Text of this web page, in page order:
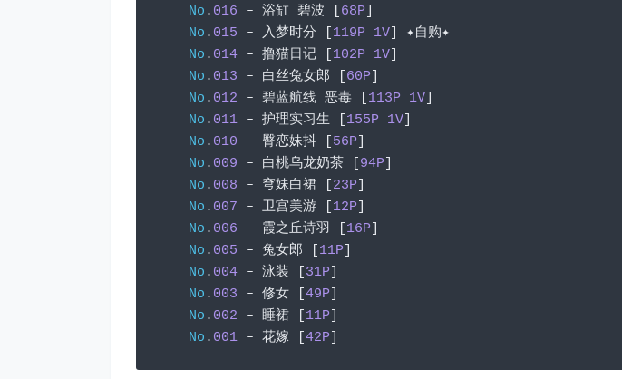
No . 016 – 浴缸 碧波 68P
No . 015 – 入梦时分 119P 1V]
✦自购✦
No . 014 – 撸猫日记 102P 1V]
No . 013 – 白丝兔女郎 60P
No . 012 – 碧蓝航线 恶毒 113P 1V]
No . 011 – 护理实习生 155P 1V]
No . 010 – 臀恋妹抖 56P
No . 009 – 白桃乌龙奶茶 94P
No . 008 – 穹妹白裙 23P
No . 007 – 卫宫美游 12P
No . 006 – 霞之丘诗羽 16P
No . 005 – 兔女郎 11P
No . 004 – 泳装 31P
No . 003 – 修女 49P
No . 002 – 睡裙 11P
No . 001 – 花嫁 42P